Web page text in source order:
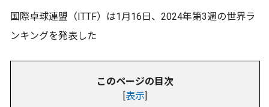
国際卓球連盟（ITTF）は1月16日、2024年第3週の世界ラ
ンキングを発表した
このページの目次
[表示]